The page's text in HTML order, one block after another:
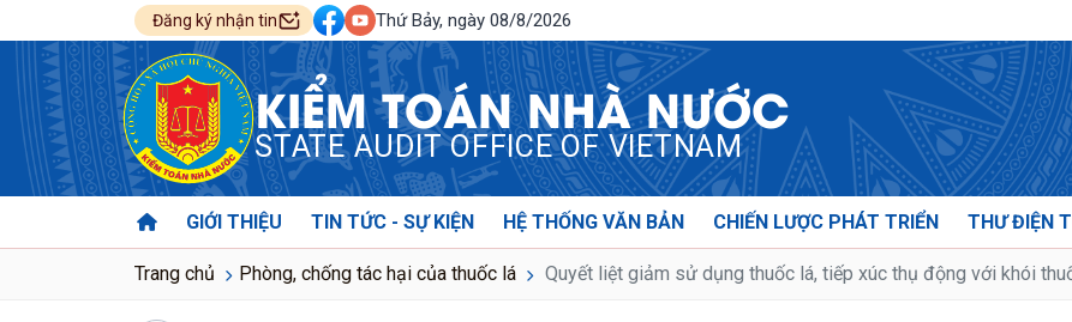
Đăng ký nhận tin Thứ Bảy, ngày 08/8/2026
KIỂM TOÁN NHÀ NƯỚC
STATE AUDIT OFFICE OF VIETNAM
GIỚI THIỆU TIN TỨC - SỰ KIỆN HỆ THỐNG VĂN BẢN CHIẾN LƯỢC PHÁT TRIỂN THƯ ĐIỆN
Trang chủ Phòng, chống tác hại của thuốc lá Quyết liệt giảm sử dụng thuốc lá, tiếp xúc thụ động với khói